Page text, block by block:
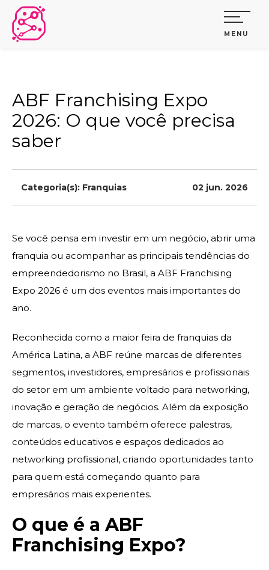
MENU
ABF Franchising Expo
2026: O que você precisa
saber
Categoria(s): Franquias 02 jun. 2026
Se você pensa em investir em um negócio, abrir uma
franquia ou acompanhar as principais tendências do
empreendedorismo no Brasil, a ABF Franchising
Expo 2026 é um dos eventos mais importantes do
ano.
Reconhecida como a maior feira de franquias da
América Latina, a ABF reúne marcas de diferentes
segmentos, investidores, empresários e profissionais
do setor em um ambiente voltado para networking,
inovação e geração de negócios. Além da exposição
de marcas, o evento também oferece palestras,
conteúdos educativos e espaços dedicados ao
networking profissional, criando oportunidades tanto
para quem está começando quanto para
empresários mais experientes.
O que é a ABF
Franchising Expo?